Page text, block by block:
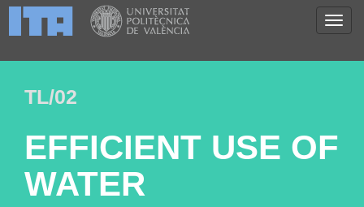
TL/02
EFFICIENT USE OF
WATER